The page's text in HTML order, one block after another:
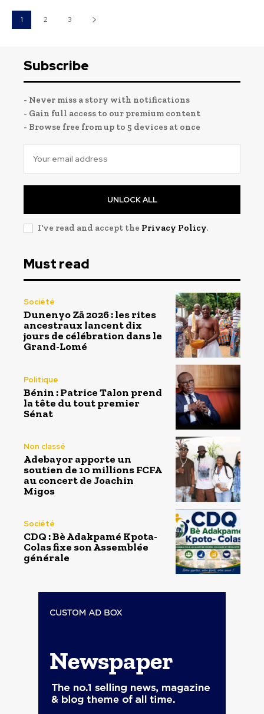
1 2 3
Subscribe
- Never miss a story with notifications
- Gain full access to our premium content
- Browse free from up to 5 devices at once
UNLOCK ALL
I've read and accept the Privacy Policy.
Must read
Société
Dunenyo Zā 2026 : les rites
ancestraux lancent dix
jours de célébration dans le
Grand-Lomé
Politique
Bénin : Patrice Talon prend
la tête du tout premier
Sénat
Non classé
Adebayor apporte un
soutien de 10 millions FCFA
au concert de Joachin
Migos
Société
CDQ : Bè Adakpamé Kpota-
Colas fixe son Assemblée
générale